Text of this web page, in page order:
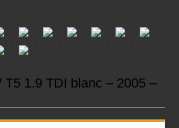
1.9 TDI blanc – 2005 –